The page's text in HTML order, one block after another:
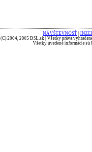
NÁVŠTEVNOSŤ
(C) 2004, 2005 DSL.sk | Všetky práva
Všetky uvedené informácie sú